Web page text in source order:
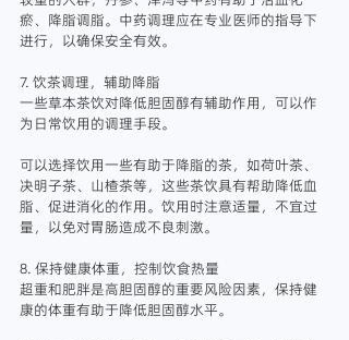
瘀、降脂调脂。中药调理应在专业医师的指导下
进行，以确保安全有效。
7. 饮茶调理，辅助降脂
一些草本茶饮对降低胆固醇有辅助作用，可以作
为日常饮用的调理手段。
可以选择饮用一些有助于降脂的茶，如荷叶茶、
决明子茶、山楂茶等，这些茶饮具有帮助降低血
脂、促进消化的作用。饮用时注意适量，不宜过
量，以免对胃肠造成不良刺激。
8. 保持健康体重，控制饮食热量
超重和肥胖是高胆固醇的重要风险因素，保持健
康的体重有助于降低胆固醇水平。